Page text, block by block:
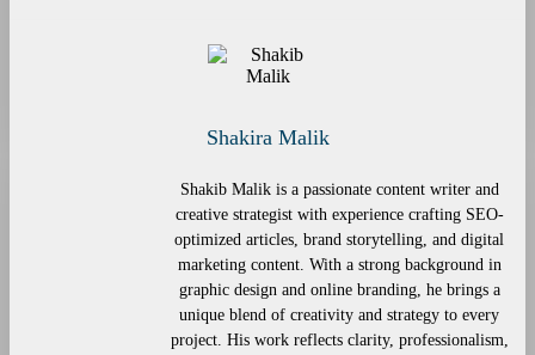
Shakira Malik
Shakib Malik is a passionate content writer and
creative strategist with experience crafting SEO-
optimized articles, brand storytelling, and digital
marketing content. With a strong background in
graphic design and online branding, he brings a
unique blend of creativity and strategy to every
project. His work reflects clarity, professionalism,